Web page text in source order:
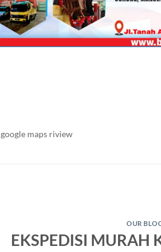
google maps riview
OUR
EKSPEDISI MURAH